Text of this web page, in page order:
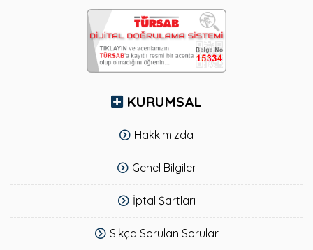
KURUMSAL
Hakkımızda
Genel Bilgiler
İptal Şartları
Sıkça Sorulan Sorular